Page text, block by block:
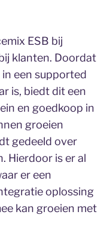
ESB bij
klanten. Doordat
een supported
is, biedt dit een
en goedkoop in
groeien
gedeeld over
Hierdoor is er al
er een
oplossing
kan groeien met